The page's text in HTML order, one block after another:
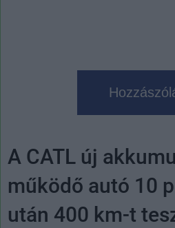
A CATL új
működő autó 10
után 400 km-t